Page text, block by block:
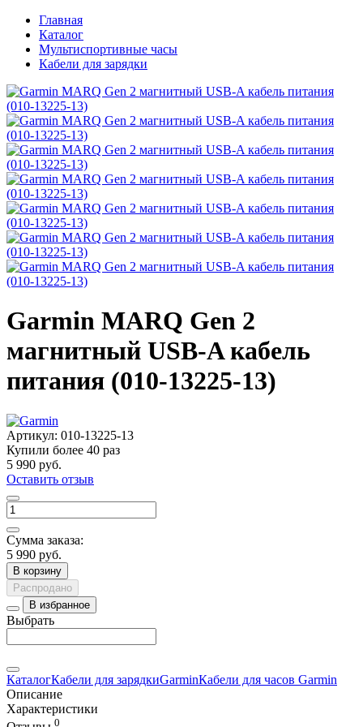
Главная
Каталог
Мультиспортивные часы
Кабели для зарядки
Garmin MARQ Gen 2
магнитный USB-A кабель
питания (010-13225-13)
Артикул: 010-13225-13
Купили более 40 раз
5 990 руб.
Оставить отзыв
Сумма заказа:
5 990 руб.
В корзину
Распродано
В избранное
Выбрать
КаталогКабели для зарядкиGarminКабели для часов Garmin
Описание
Характеристики
0